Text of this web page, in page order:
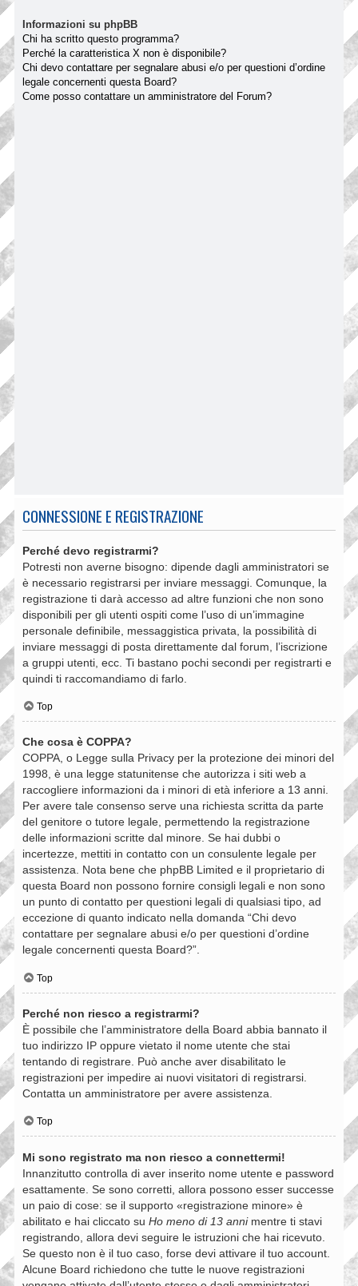
Informazioni su phpBB
Chi ha scritto questo programma?
Perché la caratteristica X non è disponibile?
Chi devo contattare per segnalare abusi e/o per questioni d’ordine
legale concernenti questa Board?
Come posso contattare un amministratore del Forum?
CONNESSIONE E REGISTRAZIONE
Perché devo registrarmi?
Potresti non averne bisogno: dipende dagli amministratori se
è necessario registrarsi per inviare messaggi. Comunque, la
registrazione ti darà accesso ad altre funzioni che non sono
disponibili per gli utenti ospiti come l’uso di un’immagine
personale definibile, messaggistica privata, la possibilità di
inviare messaggi di posta direttamente dal forum, l’iscrizione
a gruppi utenti, ecc. Ti bastano pochi secondi per registrarti e
quindi ti raccomandiamo di farlo.
Top
Che cosa è COPPA?
COPPA, o Legge sulla Privacy per la protezione dei minori del
1998, è una legge statunitense che autorizza i siti web a
raccogliere informazioni da i minori di età inferiore a 13 anni.
Per avere tale consenso serve una richiesta scritta da parte
del genitore o tutore legale, permettendo la registrazione
delle informazioni scritte dal minore. Se hai dubbi o
incertezze, mettiti in contatto con un consulente legale per
assistenza. Nota bene che phpBB Limited e il proprietario di
questa Board non possono fornire consigli legali e non sono
un punto di contatto per questioni legali di qualsiasi tipo, ad
eccezione di quanto indicato nella domanda “Chi devo
contattare per segnalare abusi e/o per questioni d’ordine
legale concernenti questa Board?”.
Top
Perché non riesco a registrarmi?
È possibile che l’amministratore della Board abbia bannato il
tuo indirizzo IP oppure vietato il nome utente che stai
tentando di registrare. Può anche aver disabilitato le
registrazioni per impedire ai nuovi visitatori di registrarsi.
Contatta un amministratore per avere assistenza.
Top
Mi sono registrato ma non riesco a connettermi!
Innanzitutto controlla di aver inserito nome utente e password
esattamente. Se sono corretti, allora possono esser successe
un paio di cose: se il supporto «registrazione minore» è
abilitato e hai cliccato su Ho meno di 13 annimentre ti stavi
registrando, allora devi seguire le istruzioni che hai ricevuto.
Se questo non è il tuo caso, forse devi attivare il tuo account.
Alcune Board richiedono che tutte le nuove registrazioni